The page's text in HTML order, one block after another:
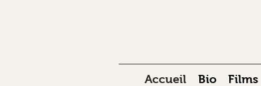
Accueil Bio Films